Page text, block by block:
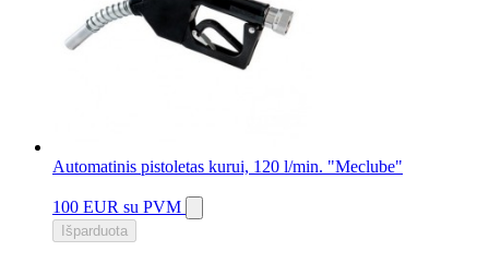
Automatinis pistoletas kurui, 120 l/min. "Meclube"
100 EUR su PVM
Išparduota